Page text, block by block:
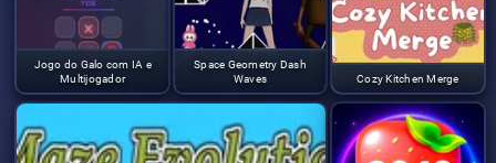
Jogo do Galo com IA e
Multijogador
Space Geometry Dash
Waves
Cozy Kitchen Merge